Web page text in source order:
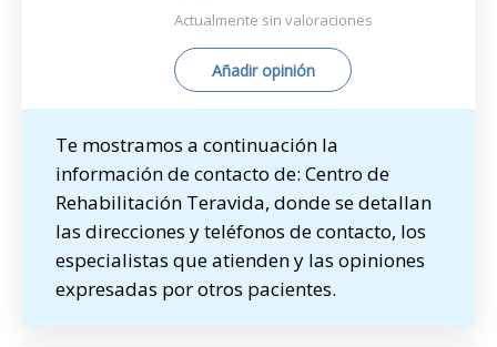
Actualmente sin valoraciones
Añadir opinión
Te mostramos a continuación la
información de contacto de: Centro de
Rehabilitación Teravida, donde se detallan
las direcciones y teléfonos de contacto, los
especialistas que atienden y las opiniones
expresadas por otros pacientes.